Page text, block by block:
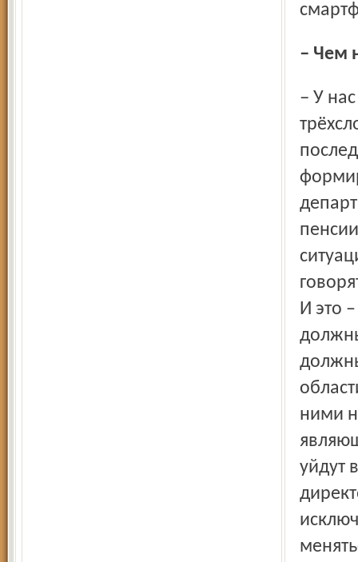
–
– У нас «старенькая» Дума и странное, похожее на
И это
ними
уйдут